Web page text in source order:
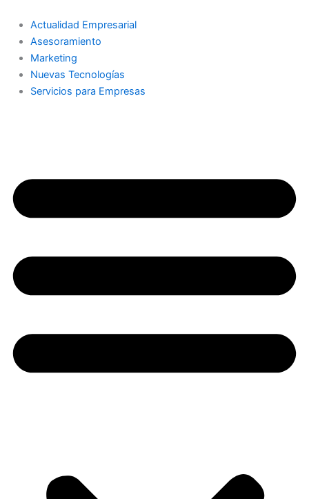
contenido
Actualidad Empresarial
Asesoramiento
Marketing
Nuevas Tecnologías
Servicios para Empresas